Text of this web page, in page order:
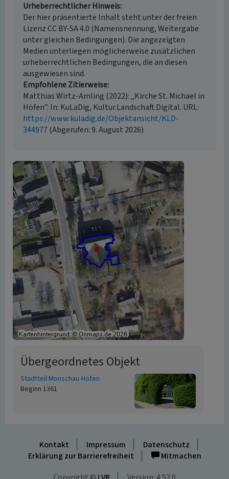
Urheberrechtlicher Hinweis
Der hier präsentierte Inhalt steht unter der freien
Lizenz CC BY-SA 4.0 (Namensnennung, Weitergabe
unter gleichen Bedingungen). Die angezeigten
Medien unterliegen möglicherweise zusätzlichen
urheberrechtlichen Bedingungen, die an diesen
ausgewiesen sind.
Empfohlene Zitierweise
Matthias Wirtz-Amling (2022): „Kirche St. Michael in
Höfen”. In: KuLaDig, Kultur.Landschaft.Digital. URL:
https://www.kuladig.de/Objektansicht/KLD-
344977(Abgerufen: 9. August 2026)
Übergeordnetes Objekt
Stadtteil Monschau-Höfen
Beginn 1361
Kontakt Impressum
Datenschutz
Erklärung zur Barrierefreiheit
Mitmachen